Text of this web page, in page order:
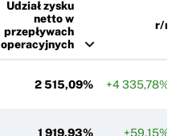
Udział zysku
netto w
przepływach
operacyjnych
r/r
2 515,09% +4 335,78%
1 919,93% +59,15%